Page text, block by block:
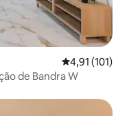
Classificação
4,91 (101)
de Bandra W